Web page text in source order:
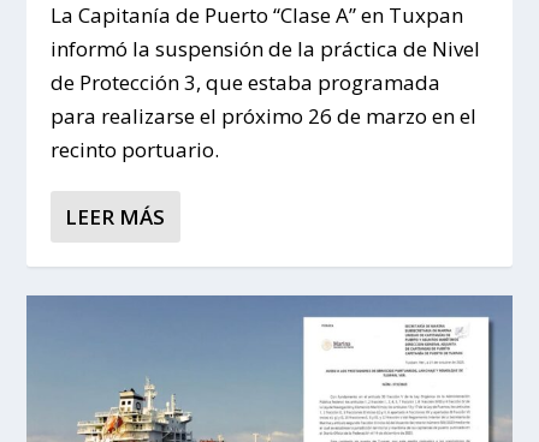
La Capitanía de Puerto “Clase A” en Tuxpan
informó la suspensión de la práctica de Nivel
de Protección 3, que estaba programada
para realizarse el próximo 26 de marzo en el
recinto portuario.
LEER MÁS